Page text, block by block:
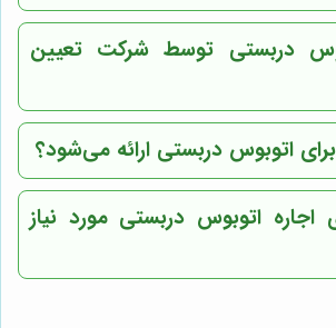
دربستی توسط شرکت تعیین
اتوبوس دربستی ارائه می‌شود؟
اجاره اتوبوس دربستی مورد نیاز